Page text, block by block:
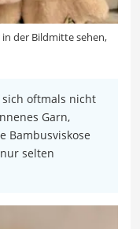
in der Bildmitte sehen,
sich oftmals nicht
Garn,
Bambusviskose
selten